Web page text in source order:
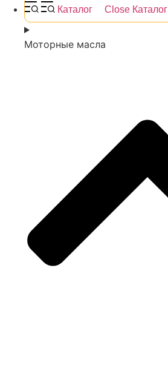
Каталог Close Каталог
Моторные масла